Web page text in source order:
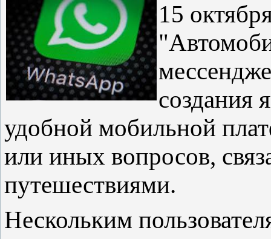
15
создания
удобной мобильной
или иных вопросов,
путешествиями.
Нескольким